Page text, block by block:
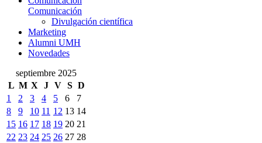
Comunicación
Divulgación científica
Marketing
Alumni UMH
Novedades
septiembre 2025
L M X J V S D
1
2 3 4 5 6
7
8
9 10 11 12 13 14
15 16 17 18 19 20 21
22 23 24 25 26 27 28